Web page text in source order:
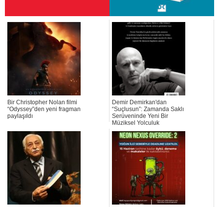
Bir Christopher Nolan filmi
“Odyssey”den yeni fragman
paylaşıldı
Demir Demirkan'dan
“Suçlusun”: Zamanda Saklı
Serüveninde Yeni Bir
Müziksel Yolculuk